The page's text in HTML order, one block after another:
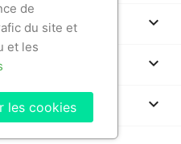


keyboard_arrow_down
de
du site et
et les
les cookies